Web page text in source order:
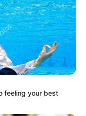
ΣΤΗΝ ΤΕΛΙΚΗ
ΕΙΝΑΙ ΕΔΩ.. ΕΙΝΑΙ
ΜΑΣ
ΚΑΙ...
feeling your best